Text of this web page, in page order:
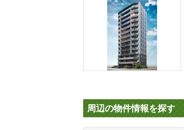
周辺の物件情報を探す